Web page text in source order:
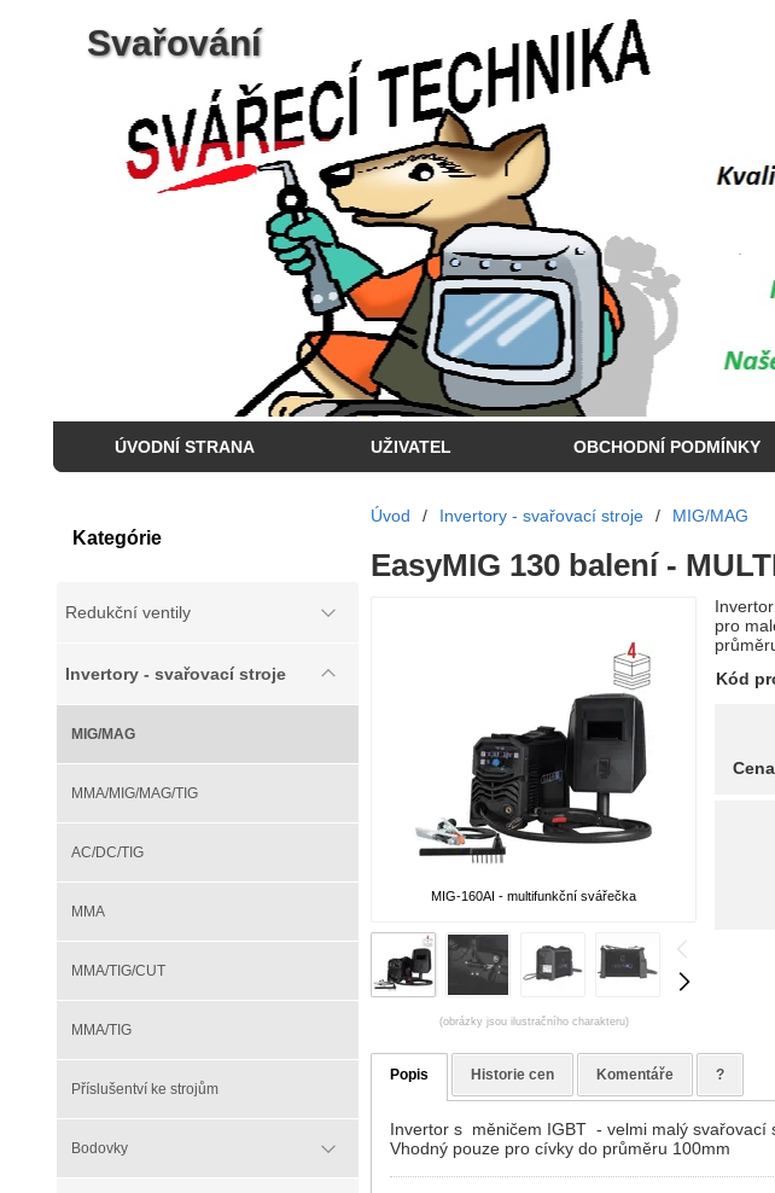
Svařování
ÚVODNÍ STRANA UŽIVATEL OBCHODNÍ PODMÍNKY
Kategórie
Redukční ventily
Invertory - svařovací stroje
MIG/MAG
MMA/MIG/MAG/TIG
AC/DC/TIG
MMA
MMA/TIG/CUT
MMA/TIG
Příslušentví ke strojům
Bodovky
Úvod / Invertory - svařovací stroje / MIG/MAG
EasyMIG 130 balení -
MIG-160AI - multifunkční svářečka
(obrázky jsou ilustračního charakteru)
pro
Kód
Popis Historie cen Komentáře ?
Invertor s měničem IGBT - velmi malý svařovací
Vhodný pouze pro cívky do průměru 100mm